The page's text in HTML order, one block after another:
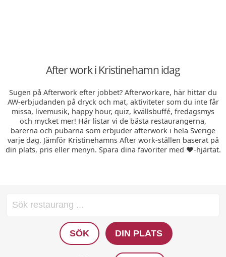
After work i Kristinehamn idag
Sugen på Afterwork efter jobbet? Afterworkare, här hittar du
AW-erbjudanden på dryck och mat, aktiviteter som du inte får
missa, livemusik, happy hour, quiz, kvällsbuffé, fredagsmys
och mycket mer! Här listar vi de bästa restaurangerna,
barerna och pubarna som erbjuder afterwork i hela Sverige
varje dag. Jämför Kristinehamns After work-ställen baserat på
din plats, pris eller menyn. Spara dina favoriter med ❤️-hjärtat.
SÖK DIN PLATS